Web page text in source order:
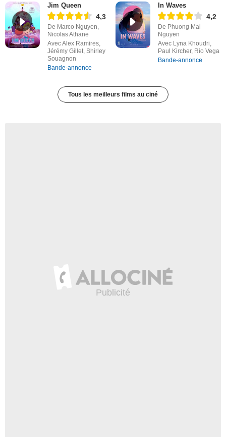
Jim Queen
4,3
De Marco Nguyen,
Nicolas Athane
Avec Alex Ramires,
Jérémy Gillet, Shirley
Souagnon
Bande-annonce
In Waves
4,2
De Phuong Mai
Nguyen
Avec Lyna Khoudri,
Paul Kircher, Rio Vega
Bande-annonce
Tous les meilleurs films au ciné